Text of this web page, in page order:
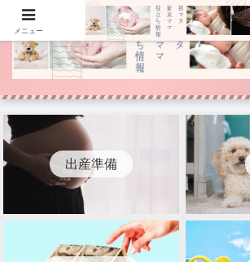
出産準備
メニュー